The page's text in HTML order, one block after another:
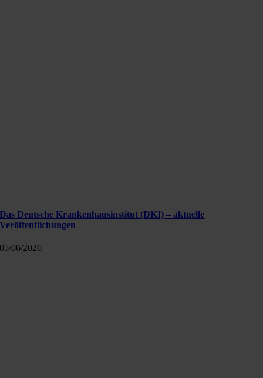
Das Deutsche Krankenhausinstitut (DKI) – aktuelle
Veröffentlichungen
05/06/2026